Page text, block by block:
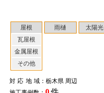
屋根
瓦屋根
金属屋根
その他
雨樋 太陽光
対応地域：栃木県 周辺